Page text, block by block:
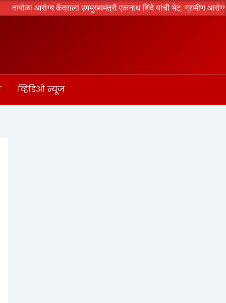
आरोग्य केंद्राला उपमुख्यमंत्री एकनाथ शिंदे यांची भेट; ग्रामीण आरोग्य
व्हिडिओ न्यूज